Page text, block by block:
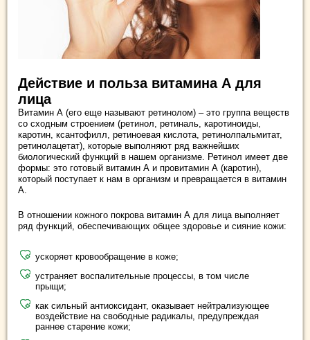
Действие и польза витамина А для
лица
Витамин А (его еще называют ретинолом) – это группа веществ
со сходным строением (ретинол, ретиналь, каротиноиды,
каротин, ксантофилл, ретиноевая кислота, ретинолпальмитат,
ретинолацетат), которые выполняют ряд важнейших
биологический функций в нашем организме. Ретинол имеет две
формы: это готовый витамин А и провитамин А (каротин),
который поступает к нам в организм и превращается в витамин
А.
В отношении кожного покрова витамин А для лица выполняет
ряд функций, обеспечивающих общее здоровье и сияние кожи:
ускоряет кровообращение в коже;
устраняет воспалительные процессы, в том числе
прыщи;
как сильный антиоксидант, оказывает нейтрализующее
воздействие на свободные радикалы, предупреждая
раннее старение кожи;